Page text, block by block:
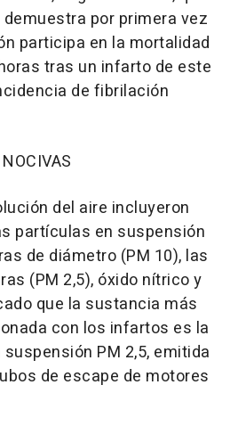
por primera vez
participa en la mortalidad
tras un infarto de este
de fibrilación
del aire incluyeron
partículas en suspensión
de diámetro (PM 10), las
(PM 2,5), óxido nítrico y
que la sustancia más
con los infartos es la
PM 2,5, emitida
de escape de motores